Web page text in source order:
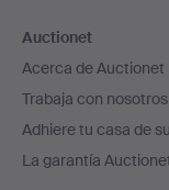
Auctionet
Acerca de Auctionet
Trabaja con nosotros
Adhiere tu casa de
La garantía